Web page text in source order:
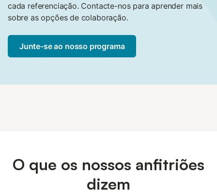
cada referenciação. Contacte-nos para aprender mais
sobre as opções de colaboração.
Junte-se ao nosso programa
O que os nossos anfitriões
dizem